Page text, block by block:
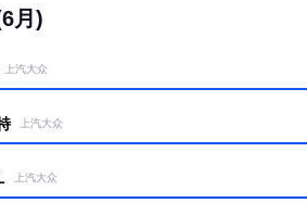
月)
上汽大众
上汽大众
上汽大众